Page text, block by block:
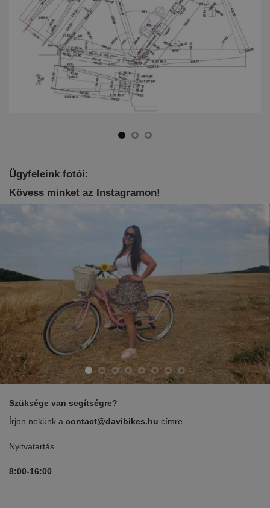
Ügyfeleink fotói:
Kövess minket az Instagramon!
Szüksége van segítségre?
Írjon nekünk a contact@davibikes.hu címre.
Nyitvatartás
8:00-16:00